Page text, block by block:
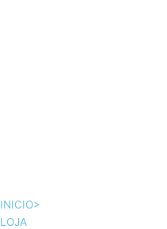
INICIO>
LOJA